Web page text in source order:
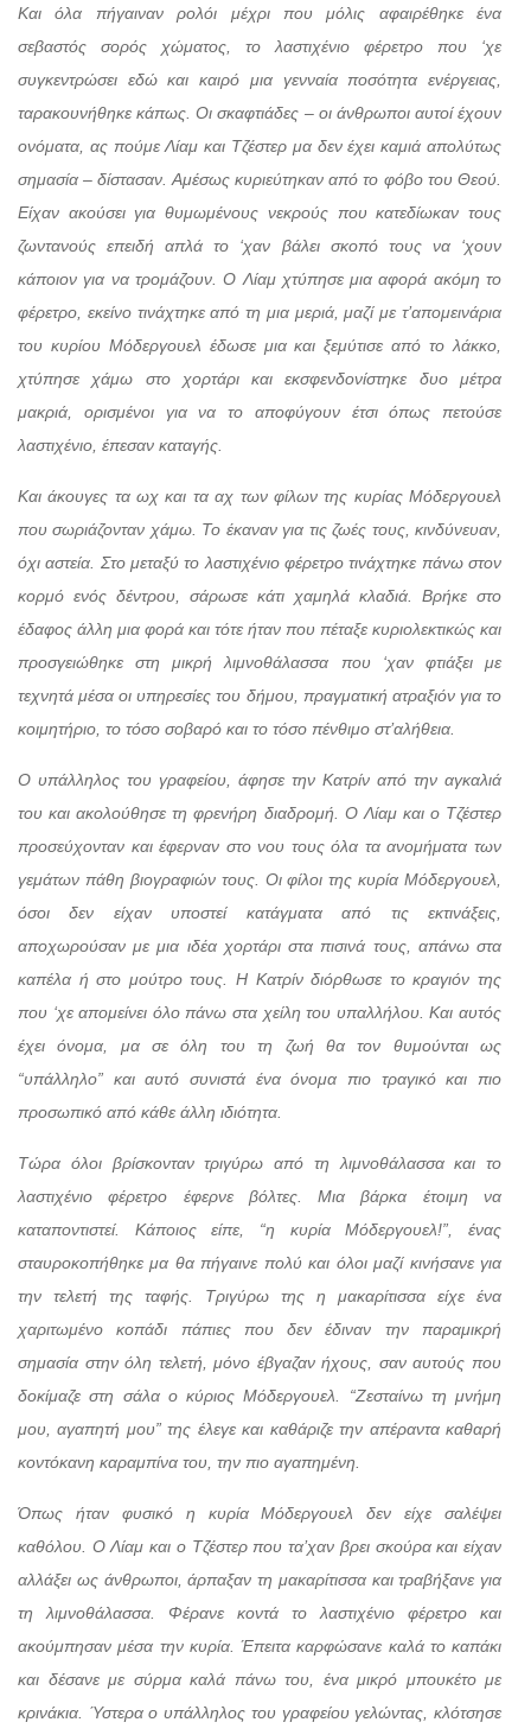
Και όλα πήγαιναν ρολόι μέχρι που μόλις αφαιρέθηκε ένα
σεβαστός σορός χώματος, το λαστιχένιο φέρετρο που ‘χε
συγκεντρώσει εδώ και καιρό μια γενναία ποσότητα ενέργειας,
ταρακουνήθηκε κάπως. Οι σκαφτιάδες – οι άνθρωποι αυτοί έχουν
ονόματα, ας πούμε Λίαμ και Τζέστερ μα δεν έχει καμιά απολύτως
σημασία – δίστασαν. Αμέσως κυριεύτηκαν από το φόβο του Θεού.
Είχαν ακούσει για θυμωμένους νεκρούς που κατεδίωκαν τους
ζωντανούς επειδή απλά το ‘χαν βάλει σκοπό τους να ‘χουν
κάποιον για να τρομάζουν. Ο Λίαμ χτύπησε μια αφορά ακόμη το
φέρετρο, εκείνο τινάχτηκε από τη μια μεριά, μαζί με τ’απομεινάρια
του κυρίου Μόδεργουελ έδωσε μια και ξεμύτισε από το λάκκο,
χτύπησε χάμω στο χορτάρι και εκσφενδονίστηκε δυο μέτρα
μακριά, ορισμένοι για να το αποφύγουν έτσι όπως πετούσε
λαστιχένιο, έπεσαν καταγής.
Και άκουγες τα ωχ και τα αχ των φίλων της κυρίας Μόδεργουελ
που σωριάζονταν χάμω. Το έκαναν για τις ζωές τους, κινδύνευαν,
όχι αστεία. Στο μεταξύ το λαστιχένιο φέρετρο τινάχτηκε πάνω στον
κορμό ενός δέντρου, σάρωσε κάτι χαμηλά κλαδιά. Βρήκε στο
έδαφος άλλη μια φορά και τότε ήταν που πέταξε κυριολεκτικώς και
προσγειώθηκε στη μικρή λιμνοθάλασσα που ‘χαν φτιάξει με
τεχνητά μέσα οι υπηρεσίες του δήμου, πραγματική ατραξιόν για το
κοιμητήριο, το τόσο σοβαρό και το τόσο πένθιμο στ’αλήθεια.
Ο υπάλληλος του γραφείου, άφησε την Κατρίν από την αγκαλιά
του και ακολούθησε τη φρενήρη διαδρομή. Ο Λίαμ και ο Τζέστερ
προσεύχονταν και έφερναν στο νου τους όλα τα ανομήματα των
γεμάτων πάθη βιογραφιών τους. Οι φίλοι της κυρία Μόδεργουελ,
όσοι δεν είχαν υποστεί κατάγματα από τις εκτινάξεις,
αποχωρούσαν με μια ιδέα χορτάρι στα πισινά τους, απάνω στα
καπέλα ή στο μούτρο τους. Η Κατρίν διόρθωσε το κραγιόν της
που ‘χε απομείνει όλο πάνω στα χείλη του υπαλλήλου. Και αυτός
έχει όνομα, μα σε όλη του τη ζωή θα τον θυμούνται ως
“υπάλληλο” και αυτό συνιστά ένα όνομα πιο τραγικό και πιο
προσωπικό από κάθε άλλη ιδιότητα.
Τώρα όλοι βρίσκονταν τριγύρω από τη λιμνοθάλασσα και το
λαστιχένιο φέρετρο έφερνε βόλτες. Μια βάρκα έτοιμη να
καταποντιστεί. Κάποιος είπε, “η κυρία Μόδεργουελ!”, ένας
σταυροκοπήθηκε μα θα πήγαινε πολύ και όλοι μαζί κινήσανε για
την τελετή της ταφής. Τριγύρω της η μακαρίτισσα είχε ένα
χαριτωμένο κοπάδι πάπιες που δεν έδιναν την παραμικρή
σημασία στην όλη τελετή, μόνο έβγαζαν ήχους, σαν αυτούς που
δοκίμαζε στη σάλα ο κύριος Μόδεργουελ. “Ζεσταίνω τη μνήμη
μου, αγαπητή μου” της έλεγε και καθάριζε την απέραντα καθαρή
κοντόκανη καραμπίνα του, την πιο αγαπημένη.
Όπως ήταν φυσικό η κυρία Μόδεργουελ δεν είχε σαλέψει
καθόλου. Ο Λίαμ και ο Τζέστερ που τα’χαν βρει σκούρα και είχαν
αλλάξει ως άνθρωποι, άρπαξαν τη μακαρίτισσα και τραβήξανε για
τη λιμνοθάλασσα. Φέρανε κοντά το λαστιχένιο φέρετρο και
ακούμπησαν μέσα την κυρία. Έπειτα καρφώσανε καλά το καπάκι
και δέσανε με σύρμα καλά πάνω του, ένα μικρό μπουκέτο με
κρινάκια. Ύστερα ο υπάλληλος του γραφείου γελώντας, κλότσησε